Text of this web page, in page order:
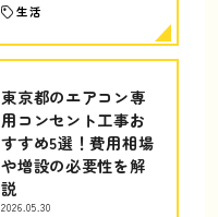
生活
東京都のエアコン専
用コンセント工事お
すすめ5選！費用相場
や増設の必要性を解
説
2026.05.30